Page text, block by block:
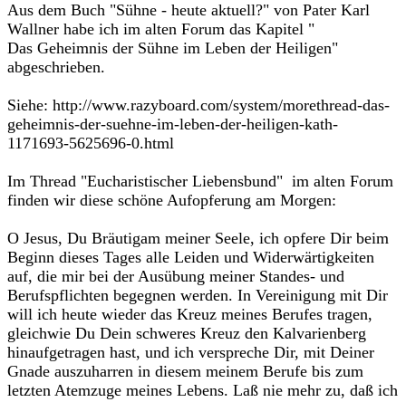
Aus dem Buch "Sühne - heute aktuell?" von Pater Karl
Wallner habe ich im alten Forum das Kapitel "
Das Geheimnis der Sühne im Leben der Heiligen"
abgeschrieben.
Siehe: http://www.razyboard.com/system/morethread-das-
geheimnis-der-suehne-im-leben-der-heiligen-kath-
1171693-5625696-0.html
Im Thread "Eucharistischer Liebensbund" im alten Forum
finden wir diese schöne Aufopferung am Morgen:
O Jesus, Du Bräutigam meiner Seele, ich opfere Dir beim
Beginn dieses Tages alle Leiden und Widerwärtigkeiten
auf, die mir bei der Ausübung meiner Standes- und
Berufspflichten begegnen werden. In Vereinigung mit Dir
will ich heute wieder das Kreuz meines Berufes tragen,
gleichwie Du Dein schweres Kreuz den Kalvarienberg
hinaufgetragen hast, und ich verspreche Dir, mit Deiner
Gnade auszuharren in diesem meinem Berufe bis zum
letzten Atemzuge meines Lebens. Laß nie mehr zu, daß ich